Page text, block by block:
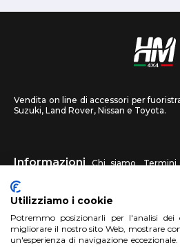
Vendita on line di accessori per
Suzuki, Land Rover, Nissan e Toyota.
Informazioni Chi siamo Termini
recessi
HM4X4 FAQ Centri assistenza
Utilizziamo i cookie
Potremmo posizionarli per l'analisi
migliorare il nostro sito Web, mostrare
un'esperienza di navigazione